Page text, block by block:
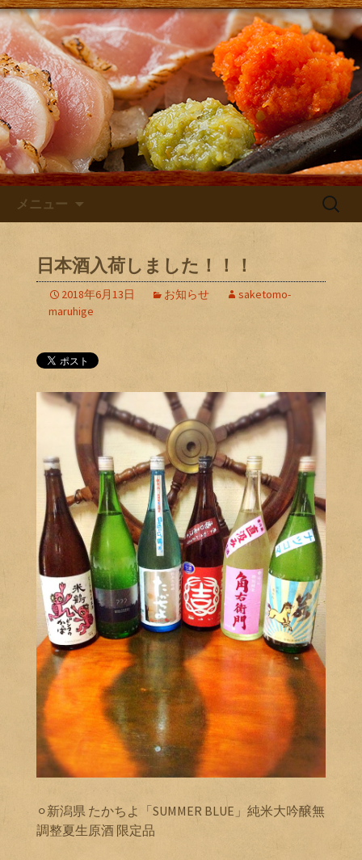
さけともまるひげブログ
大阪・庄内にある居酒屋「さけともま
るひげ」の店主が主に日本酒のン入荷
やお店のお知らせを発信するブログで
す！
メニュー
検
日本酒入荷しました！！！
2018年6月13日 お知らせ
saketomo-
maruhige
⚪︎新潟県 たかちよ「SUMMER BLUE」純米大吟醸無
調整夏生原酒 限定品